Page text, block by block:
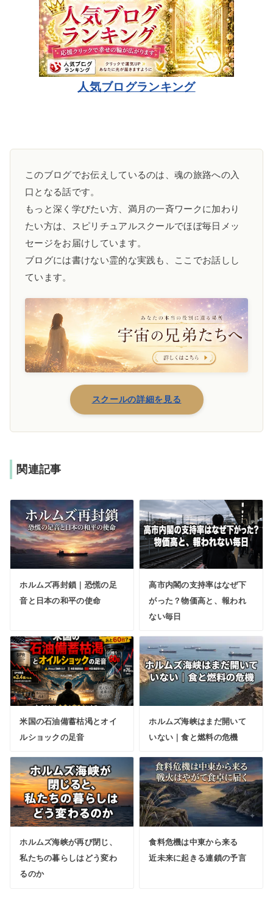
人気ブログランキング
このブログでお伝えしているのは、魂の旅路への入
口となる話です。
もっと深く学びたい方、満月の一斉ワークに加わり
たい方は、スピリチュアルスクールでほぼ毎日メッ
セージをお届けしています。
ブログには書けない霊的な実践も、ここでお話しし
ています。
スクールの詳細を見る
関連記事
ホルムズ再封鎖｜恐慌の足
音と日本の和平の使命
高市内閣の支持率はなぜ下
がった？物価高と、報われ
ない毎日
米国の石油備蓄枯渇とオイ
ルショックの足音
ホルムズ海峡はまだ開いて
いない｜食と燃料の危機
ホルムズ海峡が再び閉じ、
私たちの暮らしはどう変わ
るのか
食料危機は中東から来る
近未来に起きる連鎖の予言